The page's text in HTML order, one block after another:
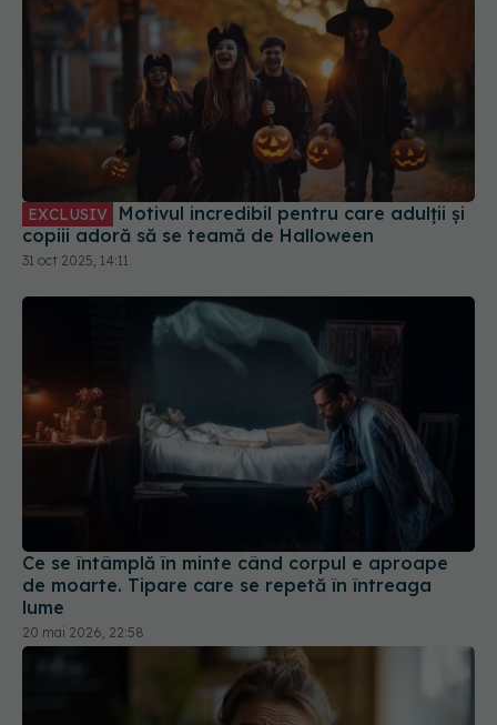
EXCLUSIV
copiii adoră să se teamă de Halloween
31 oct 2025, 14:11
Ce se întâmplă în minte când corpul e aproape
de moarte. Tipare care se repetă în întreaga
lume
20 mai 2026, 22:58